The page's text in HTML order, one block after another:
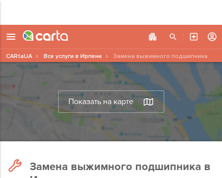
Показать на карте
CARtaUA Все услуги в Ирпене Замена выжимного подшипника
Замена выжимного подшипника в